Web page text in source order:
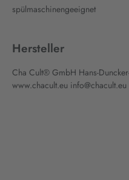
spülmaschinengeeignet
Hersteller
Cha Cult® GmbH Hans-
www.chacult.eu info@chacult.eu